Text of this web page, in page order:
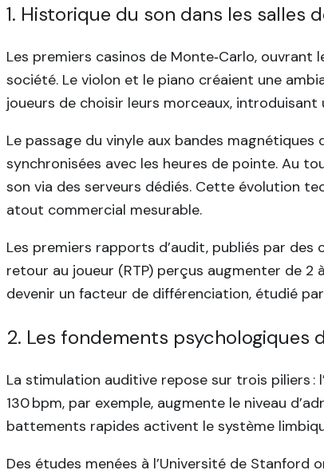
1. Historique du son dans les salles
Les premiers casinos de Monte‑Carlo,
société. Le violon et le piano créaient une
joueurs de choisir leurs morceaux,
Le passage du vinyle aux bandes
synchronisées avec les heures de pointe. Au
son via des serveurs dédiés. Cette évolution
atout commercial mesurable.
Les premiers rapports d’audit, publiés par
retour au joueur (RTP) perçus augmenter de 2
devenir un facteur de différenciation, étudié
2. Les fondements psychologiques
La stimulation auditive repose sur trois piliers
130 bpm, par exemple, augmente le niveau
battements rapides activent le système
Des études menées à l’Université de